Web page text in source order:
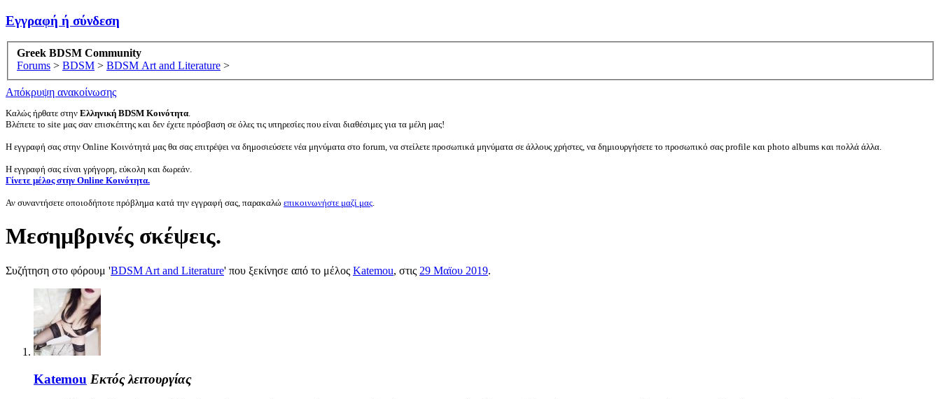
Εγγραφή ή σύνδεση
Greek BDSM Community
Forums > BDSM > BDSM Art and Literature >
Απόκρυψη ανακοίνωσης
Καλώς ήρθατε στην Ελληνική BDSM Κοινότητα.
Βλέπετε το site μας σαν επισκέπτης και δεν έχετε πρόσβαση σε όλες τις υπηρεσίες που είναι διαθέσιμες για τα μέλη μας!
Η εγγραφή σας στην Online Κοινότητά μας θα σας επιτρέψει να δημοσιεύσετε νέα μηνύματα στο forum, να στείλετε προσωπικά μηνύματα σε άλλους χρήστες, να δημιουργήσετε το προσωπικό σας profile και photo albums και πολλά άλλα.
Η εγγραφή σας είναι γρήγορη, εύκολη και δωρεάν.
Γίνετε μέλος στην Online Κοινότητα.
Αν συναντήσετε οποιοδήποτε πρόβλημα κατά την εγγραφή σας, παρακαλώ επικοινωνήστε μαζί μας.
Μεσημβρινές σκέψεις.
Συζήτηση στο φόρουμ 'BDSM Art and Literature' που ξεκίνησε από το μέλος Katemou, στις 29 Μαϊου 2019.
Katemou Εκτός λειτουργίας